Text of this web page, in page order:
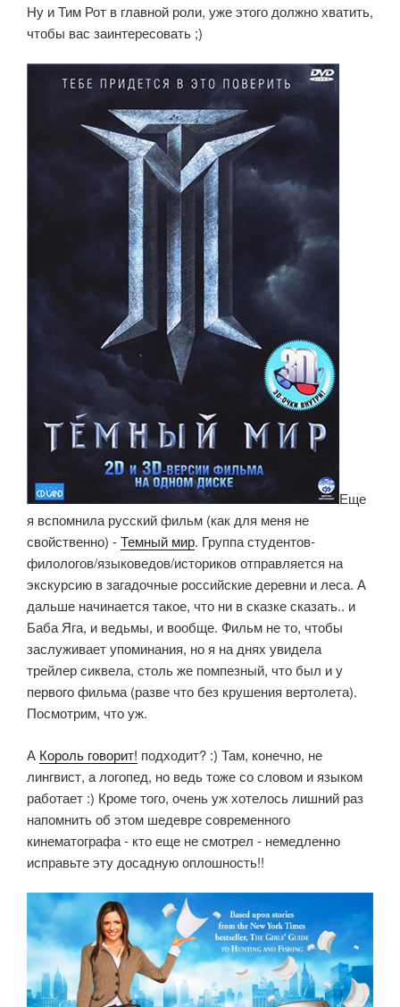
Ну и Тим Рот в главной роли, уже этого должно хватить,
чтобы вас заинтересовать ;)
Еще
я вспомнила русский фильм (как для меня не
свойственно) -Темный мир. Группа студентов-
филологов/языковедов/историков отправляется на
экскурсию в загадочные российские деревни и леса. А
дальше начинается такое, что ни в сказке сказать.. и
Баба Яга, и ведьмы, и вообще. Фильм не то, чтобы
заслуживает упоминания, но я на днях увидела
трейлер сиквела, столь же помпезный, что был и у
первого фильма (разве что без крушения вертолета).
Посмотрим, что уж.
А Король говорит! подходит? :) Там, конечно, не
лингвист, а логопед, но ведь тоже со словом и языком
работает :) Кроме того, очень уж хотелось лишний раз
напомнить об этом шедевре современного
кинематографа - кто еще не смотрел - немедленно
исправьте эту досадную оплошность!!